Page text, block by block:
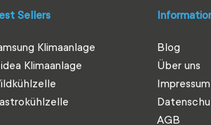
Sellers
Klimaanlage
Klimaanlage
Blog
Über uns
Impressum
AGB